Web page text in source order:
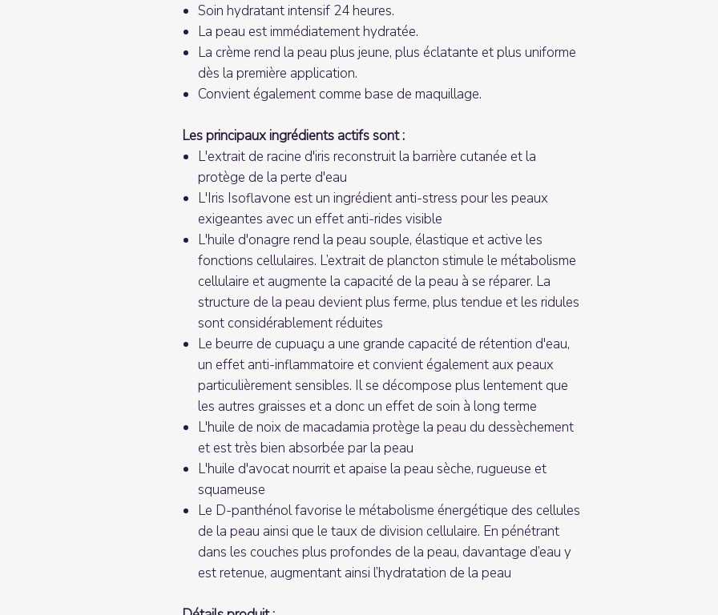
Soin hydratant intensif 24 heures.
La peau est immédiatement hydratée.
La crème rend la peau plus jeune, plus éclatante et plus uniforme
dès la première application.
Convient également comme base de maquillage.
Les principaux ingrédients actifs sont :
L'extrait de racine d'iris reconstruit la barrière cutanée et la
protège de la perte d'eau
L'Iris Isoflavone est un ingrédient anti-stress pour les peaux
exigeantes avec un effet anti-rides visible
L'huile d'onagre rend la peau souple, élastique et active les
fonctions cellulaires. L’extrait de plancton stimule le métabolisme
cellulaire et augmente la capacité de la peau à se réparer. La
structure de la peau devient plus ferme, plus tendue et les ridules
sont considérablement réduites
Le beurre de cupuaçu a une grande capacité de rétention d'eau,
un effet anti-inflammatoire et convient également aux peaux
particulièrement sensibles. Il se décompose plus lentement que
les autres graisses et a donc un effet de soin à long terme
L'huile de noix de macadamia protège la peau du dessèchement
et est très bien absorbée par la peau
L'huile d'avocat nourrit et apaise la peau sèche, rugueuse et
squameuse
Le D-panthénol favorise le métabolisme énergétique des cellules
de la peau ainsi que le taux de division cellulaire. En pénétrant
dans les couches plus profondes de la peau, davantage d’eau y
est retenue, augmentant ainsi l’hydratation de la peau